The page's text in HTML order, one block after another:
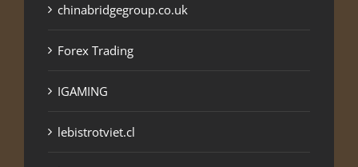
chinabridgegroup.co.uk
Forex Trading
IGAMING
lebistrotviet.cl